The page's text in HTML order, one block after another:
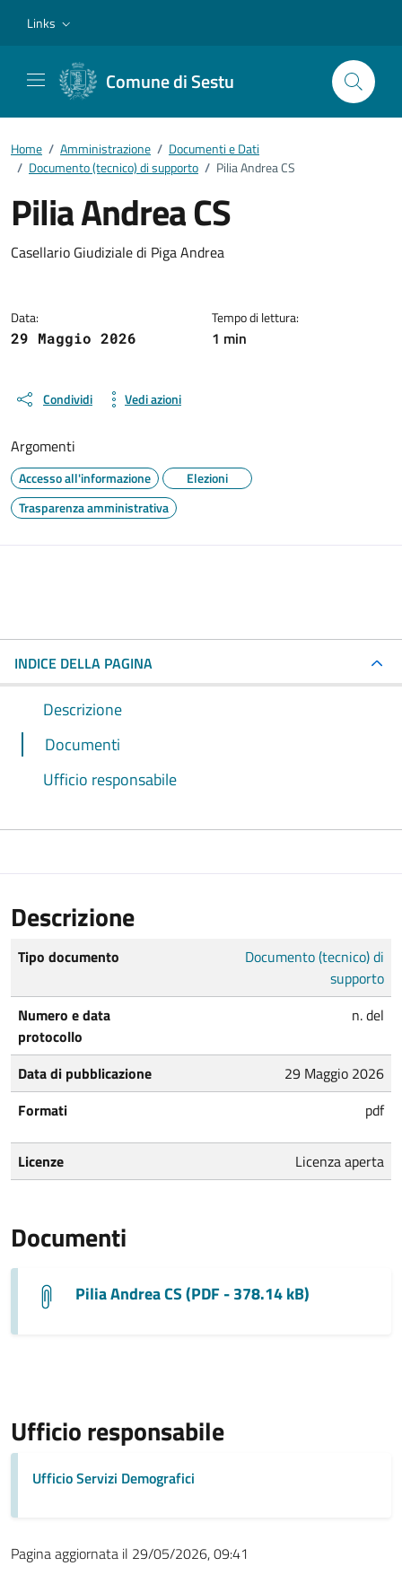
Links
Comune di Sestu
Home / Amministrazione / Documenti e Dati
/ Documento (tecnico) di supporto / Pilia Andrea CS
Pilia Andrea CS
Dettagli del documento
Casellario Giudiziale di Piga Andrea
Data:
29 Maggio 2026
Tempo di lettura:
1 min
Condividi Vedi azioni
Argomenti
Accesso all'informazione
Elezioni
Trasparenza amministrativa
INDICE DELLA PAGINA
Descrizione
Documenti
Ufficio responsabile
Descrizione
Tipo documento
Documento (tecnico) di
supporto
Numero e data
protocollo
n. del
Data di pubblicazione
29 Maggio 2026
Formati
pdf
Licenze Licenza aperta
Documenti
Pilia Andrea CS (PDF - 378.14 kB)
Ufficio responsabile
Ufficio Servizi Demografici
Pagina aggiornata il 29/05/2026, 09:41